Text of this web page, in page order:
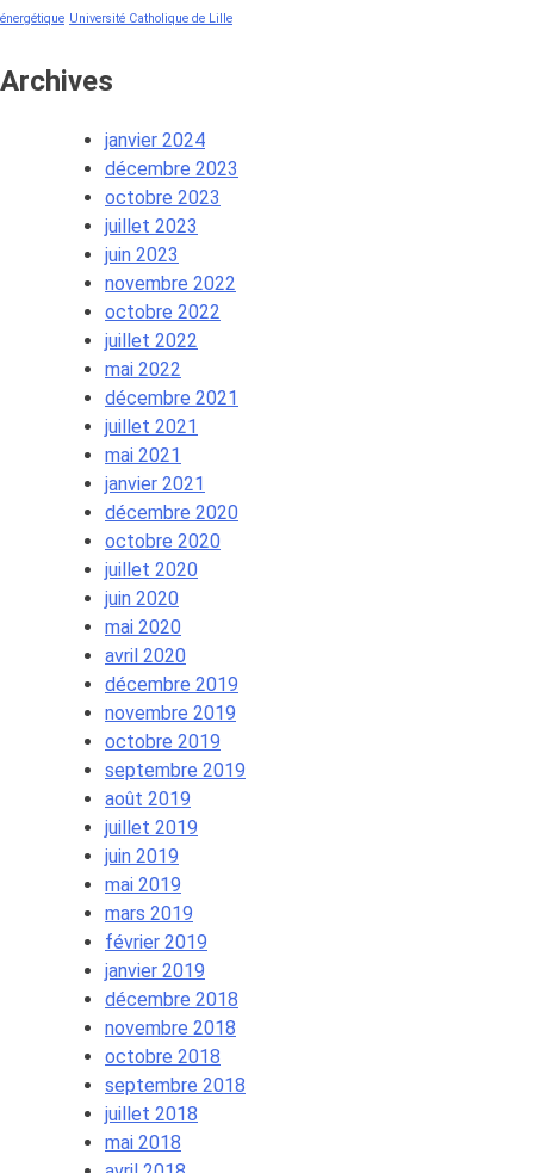
énergétique Université Catholique de Lille
Archives
janvier 2024
décembre 2023
octobre 2023
juillet 2023
juin 2023
novembre 2022
octobre 2022
juillet 2022
mai 2022
décembre 2021
juillet 2021
mai 2021
janvier 2021
décembre 2020
octobre 2020
juillet 2020
juin 2020
mai 2020
avril 2020
décembre 2019
novembre 2019
octobre 2019
septembre 2019
août 2019
juillet 2019
juin 2019
mai 2019
mars 2019
février 2019
janvier 2019
décembre 2018
novembre 2018
octobre 2018
septembre 2018
juillet 2018
mai 2018